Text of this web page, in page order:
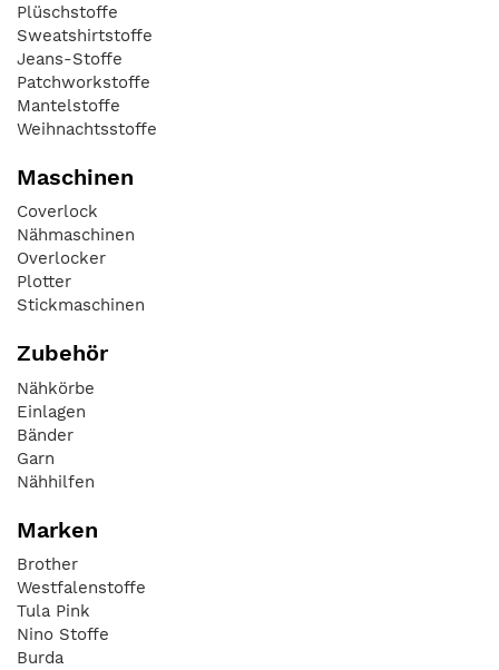
Plüschstoffe
Sweatshirtstoffe
Jeans-Stoffe
Patchworkstoffe
Mantelstoffe
Weihnachtsstoffe
Maschinen
Coverlock
Nähmaschinen
Overlocker
Plotter
Stickmaschinen
Zubehör
Nähkörbe
Einlagen
Bänder
Garn
Nähhilfen
Marken
Brother
Westfalenstoffe
Tula Pink
Nino Stoffe
Burda